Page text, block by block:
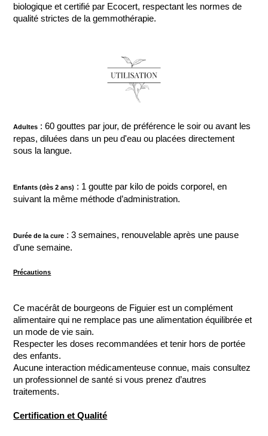
biologique et certifié par Ecocert, respectant les normes de
qualité strictes de la gemmothérapie.
Adultes : 60 gouttes par jour, de préférence le soir ou avant les
repas, diluées dans un peu d'eau ou placées directement
sous la langue.
Enfants (dès 2 ans) : 1 goutte par kilo de poids corporel, en
suivant la même méthode d’administration.
Durée de la cure : 3 semaines, renouvelable après une pause
d’une semaine.
Précautions
Ce macérât de bourgeons de Figuier est un complément
alimentaire qui ne remplace pas une alimentation équilibrée et
un mode de vie sain.
Respecter les doses recommandées et tenir hors de portée
des enfants.
Aucune interaction médicamenteuse connue, mais consultez
un professionnel de santé si vous prenez d’autres
traitements.
Certification et Qualité